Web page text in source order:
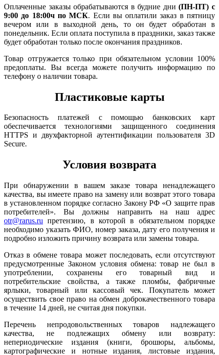
Оплаченные заказы обрабатываются в будние дни(ПН-ПТ) с
9:00 до 18:00ч по МСК. Если вы оплатили заказ в пятницу
вечером или в выходной день, то он будет обработан в
понедельник. Если оплата поступила в праздники, заказ также
будет обработан только после окончания праздников.
Товар отгружается только при обязательном условии 100%
предоплаты. Вы всегда можете получить информацию по
телефону о наличии товара.
Пластиковые карты
Безопасность платежей с помощью банковских карт
обеспечивается технологиями защищенного соединения
HTTPS и двухфакторной аутентификации пользователя 3D
Secure.
Условия возврата
При обнаружении в вашем заказе товара ненадлежащего
качества, вы имеете право на замену или возврат этого товара
в установленном порядке согласно Закону РФ «О защите прав
потребителей». Вы должны направить на наш адрес
otr@rarus.ru претензию, в которой в обязательном порядке
необходимо указать ФИО, номер заказа, дату его получения и
подробно изложить причину возврата или замены товара.
Отказ в обмене товара может последовать, если отсутствуют
предусмотренные Законом условия обмена: товар не был в
употреблении, сохранены его товарный вид и
потребительские свойства, а также пломбы, фабричные
ярлыки, товарный или кассовый чек. Покупатель может
осуществить свое право на обмен доброкачественного товара
в течение 14 дней, не считая дня покупки.
Перечень непродовольственных товаров надлежащего
качества, не подлежащих обмену или возврату:
непериодические издания (книги, брошюры, альбомы,
картографические и нотные издания, листовые издания,